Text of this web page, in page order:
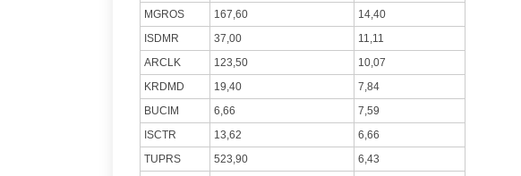
MGROS
167,60
14,40
ISDMR
37,00
11,11
ARCLK
123,50
10,07
KRDMD
19,40
7,84
BUCIM
6,66
7,59
ISCTR
13,62
6,66
TUPRS
523,90
6,43